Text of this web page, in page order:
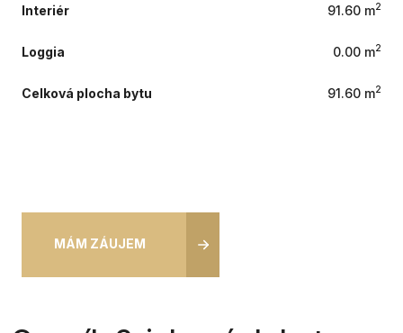
Interiér 91.60 m2
Loggia 0.00 m2
Celková plocha bytu 91.60 m2
MÁM ZÁUJEM